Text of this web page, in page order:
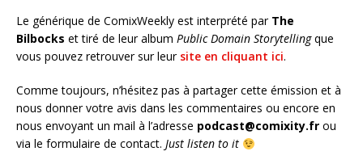
Le générique de ComixWeekly est interprété par The
Bilbocks et tiré de leur album Public Domain Storytellingque
vous pouvez retrouver sur leur site en cliquant ici.
Comme toujours, n’hésitez pas à partager cette émission et à
nous donner votre avis dans les commentaires ou encore en
nous envoyant un mail à l’adresse podcast@comixity.fr ou
via le formulaire de contact. Just listen to it